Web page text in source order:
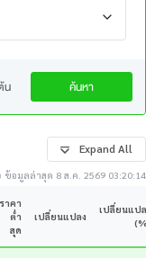
น ค้นหา
Expand All
ข้อมูลล่าสุด 8 ส.ค. 2569 03:20:14
ราคา
ต่ำ
สุด
เปลี่ยนแปลง
เปลี่ยนแปลง
(%)